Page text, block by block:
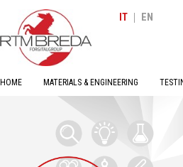
IT | EN
HOME MATERIALS & ENGINEERING